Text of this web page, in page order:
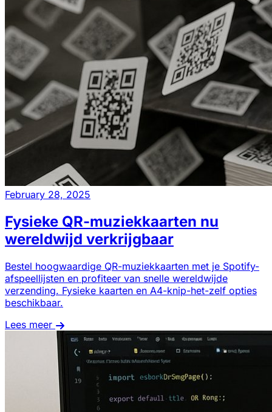
February 28, 2025
Fysieke QR-muziekkaarten nu
wereldwijd verkrijgbaar
Bestel hoogwaardige QR-muziekkaarten met je Spotify-
afspeellijsten en profiteer van snelle wereldwijde
verzending. Fysieke kaarten en A4-knip-het-zelf opties
beschikbaar.
Lees meer